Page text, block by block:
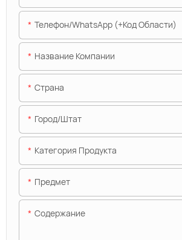
Телефон/WhatsApp (+код Области)
Название Компании
Страна
Город/штат
Категория Продукта
Предмет
Содержание